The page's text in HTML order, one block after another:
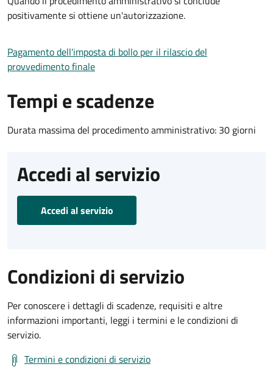
positivamente si ottiene un'autorizzazione.
Pagamento dell'imposta di bollo per il rilascio del
provvedimento finale
Tempi e scadenze
Durata massima del procedimento amministrativo: 30 giorni
Accedi al servizio
Accedi al servizio
Condizioni di servizio
Per conoscere i dettagli di scadenze, requisiti e altre
informazioni importanti, leggi i termini e le condizioni di
servizio.
Termini e condizioni di servizio